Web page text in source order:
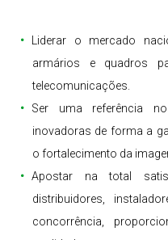
Liderar o mercado
armários e quadros
telecomunicações.
Ser uma referência
inovadoras de forma a
o fortalecimento da
Apostar na total
distribuidores,
concorrência,